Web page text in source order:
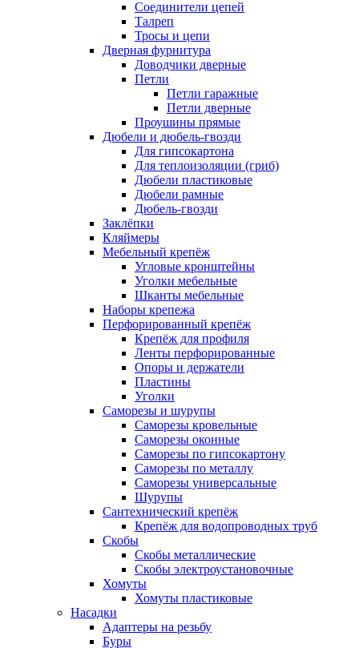
Соединители цепей
Талреп
Тросы и цепи
Дверная фурнитура
Доводчики дверные
Петли
Петли гаражные
Петли дверные
Проушины прямые
Дюбели и дюбель-гвозди
Для гипсокартона
Для теплоизоляции (гриб)
Дюбели пластиковые
Дюбели рамные
Дюбель-гвозди
Заклёпки
Кляймеры
Мебельный крепёж
Угловые кронштейны
Уголки мебельные
Шканты мебельные
Наборы крепежа
Перфорированный крепёж
Крепёж для профиля
Ленты перфорированные
Опоры и держатели
Пластины
Уголки
Саморезы и шурупы
Саморезы кровельные
Саморезы оконные
Саморезы по гипсокартону
Саморезы по металлу
Саморезы универсальные
Шурупы
Сантехнический крепёж
Крепёж для водопроводных труб
Скобы
Скобы металлические
Скобы электроустановочные
Хомуты
Хомуты пластиковые
Насадки
Адаптеры на резьбу
Буры